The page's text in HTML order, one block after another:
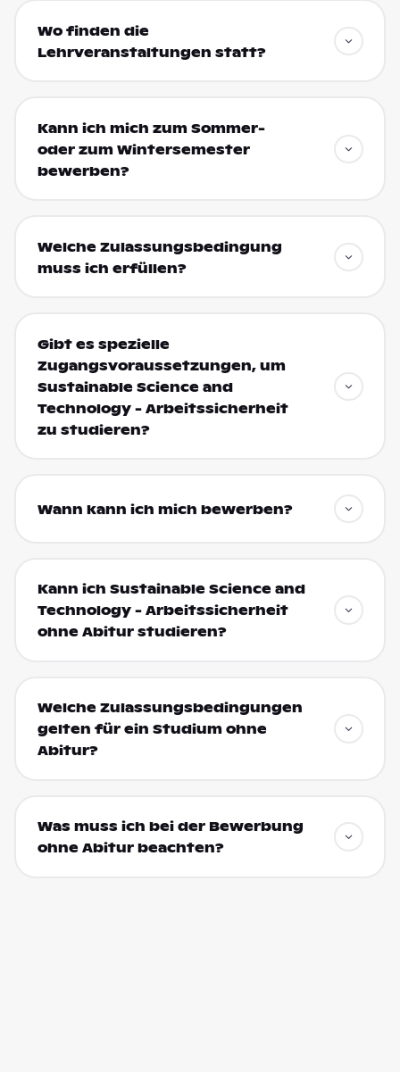
Wo finden die
Lehrveranstaltungen statt?
Kann ich mich zum Sommer-
oder zum Wintersemester
bewerben?
Welche Zulassungsbedingung
muss ich erfüllen?
Gibt es spezielle
Zugangsvoraussetzungen, um
Sustainable Science and
Technology - Arbeitssicherheit
zu studieren?
Wann kann ich mich bewerben?
Kann ich Sustainable Science and
Technology - Arbeitssicherheit
ohne Abitur studieren?
Welche Zulassungsbedingungen
gelten für ein Studium ohne
Abitur?
Was muss ich bei der Bewerbung
ohne Abitur beachten?